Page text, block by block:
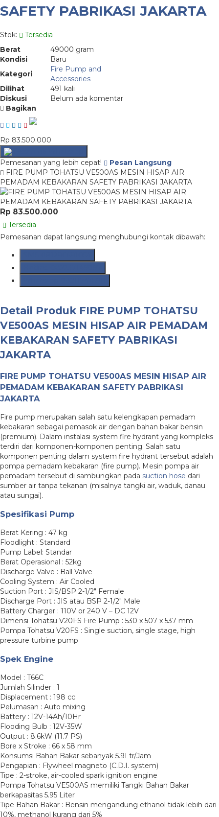
SAFETY PABRIKASI JAKARTA
Stok:
Tersedia
Berat
49000 gram
Kondisi
Baru
Kategori
Fire Pump and
Accessories
Dilihat
491 kali
Diskusi
Belum ada komentar
Bagikan
Rp 83.500.000
Pemesanan yang lebih cepat!
Pesan Langsung
FIRE PUMP TOHATSU VE500AS MESIN HISAP AIR
PEMADAM KEBAKARAN SAFETY PABRIKASI JAKARTA
Rp 83.500.000
Tersedia
Pemesanan dapat langsung menghubungi kontak dibawah:
Detail Produk FIRE PUMP TOHATSU
VE500AS MESIN HISAP AIR PEMADAM
KEBAKARAN SAFETY PABRIKASI
JAKARTA
FIRE PUMP TOHATSU VE500AS MESIN HISAP AIR
PEMADAM KEBAKARAN SAFETY PABRIKASI
JAKARTA
Fire pump merupakan salah satu kelengkapan pemadam
kebakaran sebagai pemasok air dengan bahan bakar bensin
(premium). Dalam instalasi system fire hydrant yang kompleks
terdiri dari komponen-komponen penting. Salah satu
komponen penting dalam system fire hydrant tersebut adalah
pompa pemadam kebakaran (fire pump). Mesin pompa air
pemadam tersebut di sambungkan pada suction hose dari
sumber air tanpa tekanan (misalnya tangki air, waduk, danau
atau sungai).
Spesifikasi Pump
Berat Kering : 47 kg
Floodlight : Standard
Pump Label: Standar
Berat Operasional : 52kg
Discharge Valve : Ball Valve
Cooling System : Air Cooled
Suction Port : JIS/BSP 2-1/2″ Female
Discharge Port : JIS atau BSP 2-1/2″ Male
Battery Charger : 110V or 240 V – DC 12V
Dimensi Tohatsu V20FS Fire Pump : 530 x 507 x 537 mm
Pompa Tohatsu V20FS : Single suction, single stage, high
pressure turbine pump
Spek Engine
Model : T66C
Jumlah Silinder : 1
Displacement : 198 cc
Pelumasan : Auto mixing
Battery : 12V-14Ah/10Hr
Flooding Bulb : 12V-35W
Output : 8.6kW (11.7 PS)
Bore x Stroke : 66 x 58 mm
Konsumsi Bahan Bakar sebanyak 5.9Ltr/Jam
Pengapian : Flywheel magneto (C.D.I. system)
Tipe : 2-stroke, air-cooled spark ignition engine
Pompa Tohatsu VE500AS memiliki Tangki Bahan Bakar
berkapasitas 5.95 Liter
Tipe Bahan Bakar : Bensin mengandung ethanol tidak lebih dari
10%, methanol kurang dari 5%